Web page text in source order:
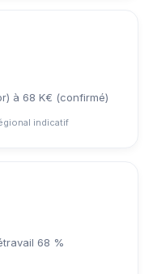
à 68 K€ (confirmé)
indicatif
68 %